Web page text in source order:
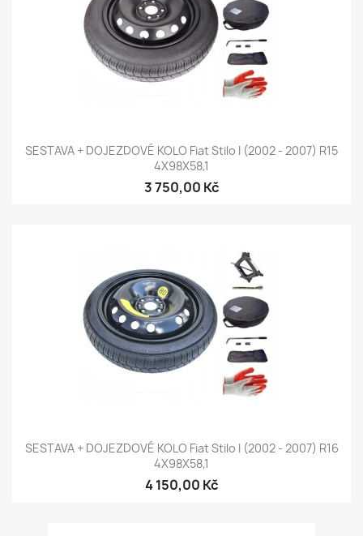
SESTAVA + DOJEZDOVÉ KOLO Fiat Stilo I (2002 - 2007) R15
4X98X58,1
3 750,00 Kč
SESTAVA + DOJEZDOVÉ KOLO Fiat Stilo I (2002 - 2007) R16
4X98X58,1
4 150,00 Kč